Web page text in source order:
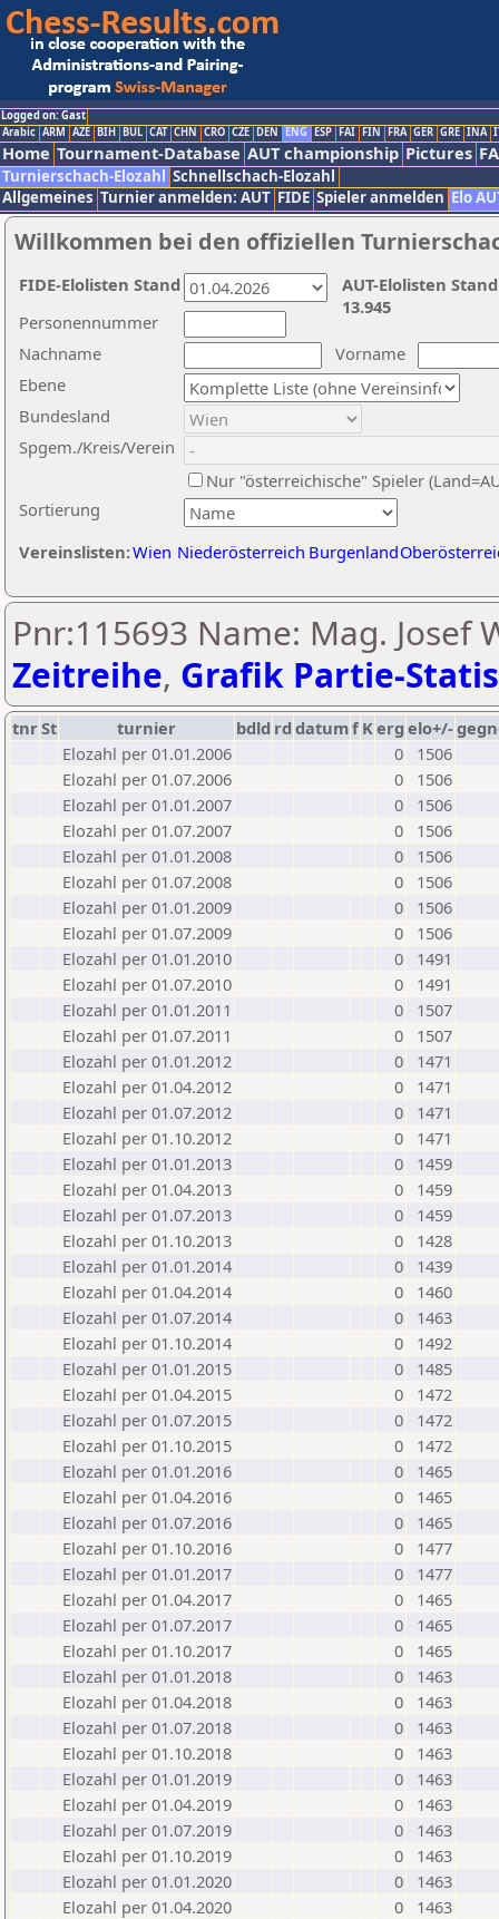
Logged on: Gast
Arabic ARM AZE BIH BUL CAT CHN CRO CZE DEN ENG ESP FAI FIN FRA GER GRE INA
Home Tournament-Database AUT championship Pictures
Turnierschach-Elozahl Schnellschach-Elozahl
Allgemeines Turnier anmelden: AUT FIDE Spieler anmelden Elo
Willkommen bei den offiziellen
Nachname
Vorname
Ebene
Sortierung
Personennummer
Bundesland
Spgem./Kreis/Verein
Nur "österreichische" Spieler
Vereinslisten:Wien Niederösterreich Burgenland
AUT-Elolisten
13.945
FIDE-Elolisten Stand
Pnr:115693 Name: Mag. Josef
Zeitreihe, Grafik Partie-
tnrSt turnier bdld rd datumf Kerg elo+/-
Elozahl per 01.01.2006
0
1506
Elozahl per 01.07.2006
0
1506
Elozahl per 01.01.2007
0
1506
Elozahl per 01.07.2007
0
1506
Elozahl per 01.01.2008
0
1506
Elozahl per 01.07.2008
0
1506
Elozahl per 01.01.2009
0
1506
Elozahl per 01.07.2009
0
1506
Elozahl per 01.01.2010
0
1491
Elozahl per 01.07.2010
0
1491
Elozahl per 01.01.2011
0
1507
Elozahl per 01.07.2011
0
1507
Elozahl per 01.01.2012
0
1471
Elozahl per 01.04.2012
0
1471
Elozahl per 01.07.2012
0
1471
Elozahl per 01.10.2012
0
1471
Elozahl per 01.01.2013
0
1459
Elozahl per 01.04.2013
0
1459
Elozahl per 01.07.2013
0
1459
Elozahl per 01.10.2013
0
1428
Elozahl per 01.01.2014
0
1439
Elozahl per 01.04.2014
0
1460
Elozahl per 01.07.2014
0
1463
Elozahl per 01.10.2014
0
1492
Elozahl per 01.01.2015
0
1485
Elozahl per 01.04.2015
0
1472
Elozahl per 01.07.2015
0
1472
Elozahl per 01.10.2015
0
1472
Elozahl per 01.01.2016
0
1465
Elozahl per 01.04.2016
0
1465
Elozahl per 01.07.2016
0
1465
Elozahl per 01.10.2016
0
1477
Elozahl per 01.01.2017
0
1477
Elozahl per 01.04.2017
0
1465
Elozahl per 01.07.2017
0
1465
Elozahl per 01.10.2017
0
1465
Elozahl per 01.01.2018
0
1463
Elozahl per 01.04.2018
0
1463
Elozahl per 01.07.2018
0
1463
Elozahl per 01.10.2018
0
1463
Elozahl per 01.01.2019
0
1463
Elozahl per 01.04.2019
0
1463
Elozahl per 01.07.2019
0
1463
Elozahl per 01.10.2019
0
1463
Elozahl per 01.01.2020
0
1463
Elozahl per 01.04.2020
0
1463